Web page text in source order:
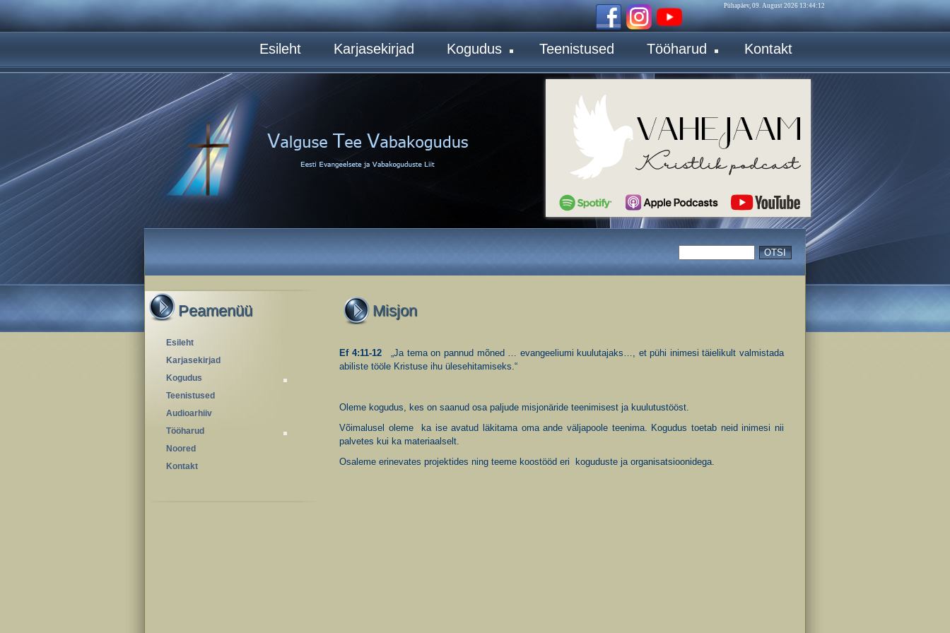
Peamenüü
Esileht
Karjasekirjad
Kogudus
Teenistused
Audioarhiiv
Tööharud
Noored
Kontakt
Misjon
Ef 4:11-12
„Ja tema on pannud mõned … evangeeliumi kuulutajaks…, et pühi inimesi täielikult valmistada
abiliste tööle Kristuse ihu ülesehitamiseks.“
Oleme kogudus, kes on saanud osa paljude misjonäride teenimisest ja kuulutustööst.
Võimalusel oleme ka ise avatud läkitama oma ande väljapoole teenima. Kogudus toetab neid inimesi nii
palvetes kui ka materiaalselt.
Osaleme erinevates projektides ning teeme koostööd eri koguduste ja organisatsioonidega.
Pühapäev, 09. August 2026 13:44:12
Esileht Karjasekirjad Kogudus Teenistused Tööharud Kontakt